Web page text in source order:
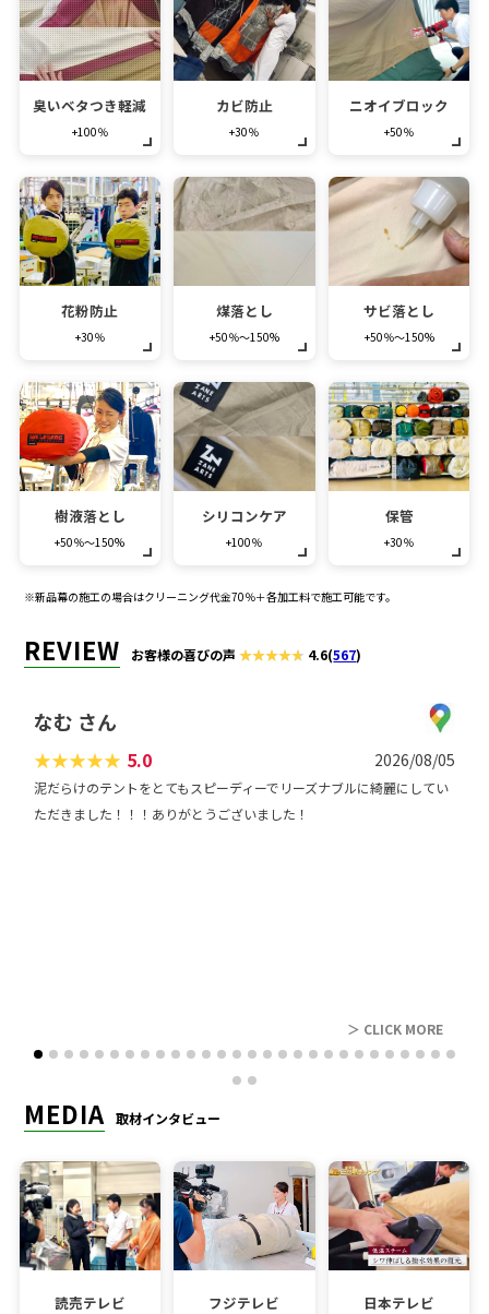
臭いベタつき軽減
+100％
カビ防止
+30％
ニオイブロック
+50％
花粉防止
+30％
煤落とし
+50％～150%
サビ落とし
+50％～150%
樹液落とし
+50％～150%
シリコンケア
+100％
保管
+30％
※新品幕の施工の場合はクリーニング代金70％＋各加工料で施工可能です。
REVIEW お客様の喜びの声 4.6(567)
なむ さん
★★★★★ 5.0 2026/08/05
泥だらけのテントをとてもスピーディーでリーズナブルに綺麗にしてい
ただきました！！！ありがとうございました！
＞ CLICK MORE
MEDIA 取材インタビュー
読売テレビ フジテレビ 日本テレビ